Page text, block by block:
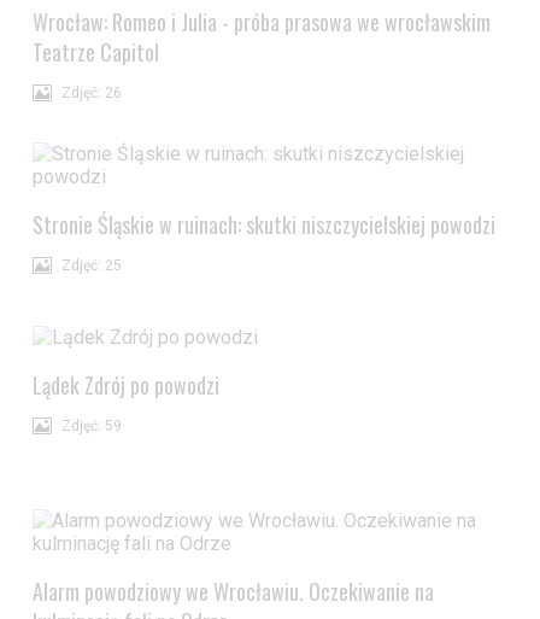
Jeżeli nie chcesz wyrazić zgody na przetwarzanie plików cookies,
przejdź doustawień zaawansowanych.
Wyrażam zgodę i przechodzę do serwisu
Wrocław: Romeo i Julia - próba prasowa we wrocławskim
Teatrze Capitol
Zdjęć: 26
Stronie Śląskie w ruinach: skutki niszczycielskiej powodzi
Zdjęć: 25
Lądek Zdrój po powodzi
Zdjęć: 59
Alarm powodziowy we Wrocławiu. Oczekiwanie na